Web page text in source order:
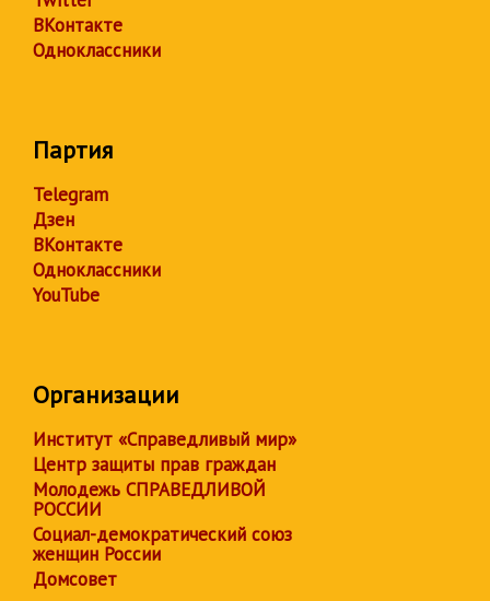
ВКонтакте
Одноклассники
Партия
Telegram
Дзен
ВКонтакте
Одноклассники
YouTube
Организации
Институт «Справедливый мир»
Центр защиты прав граждан
Молодежь СПРАВЕДЛИВОЙ
РОССИИ
Социал-демократический союз
женщин России
Домсовет